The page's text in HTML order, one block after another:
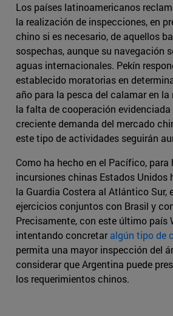
Los países latinoamericanos
la realización de inspecciones, en
chino si es necesario, de aquellos
sospechas, aunque su navegación
aguas internacionales. Pekín
establecido moratorias en
año para la pesca del calamar en
la falta de cooperación
creciente demanda del mercado
este tipo de actividades seguirán
Como ha hecho en el Pacífico,
incursiones chinas Estados Unidos
la Guardia Costera al Atlántico Sur,
ejercicios conjuntos con Brasil y
Precisamente, con este último país
intentando concretaralgún tipo de
permita una mayor inspección del
considerar que Argentina puede
los requerimientos chinos.